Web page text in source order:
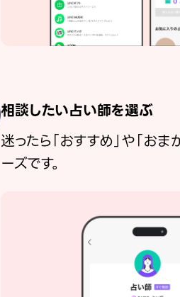
相談したい占い師を選ぶ
迷ったら「おすすめ」や「お
ーズです。